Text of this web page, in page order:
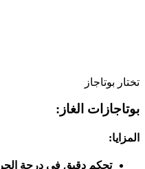
تختار بوتاجاز
بوتاجازات الغاز:
المزايا:
تحكم دقيق في درجة